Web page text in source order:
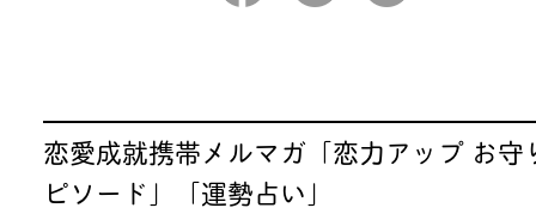
恋愛成就携帯メルマガ「恋力アップ お守
ピソード」「運勢占い」